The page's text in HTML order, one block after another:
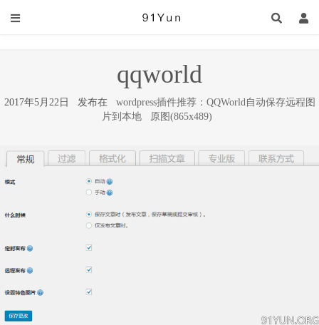
qqworld
2017年5月22日 发布在 wordpress插件推荐：QQWorld自动保存远程图
片到本地
原图(865x489)